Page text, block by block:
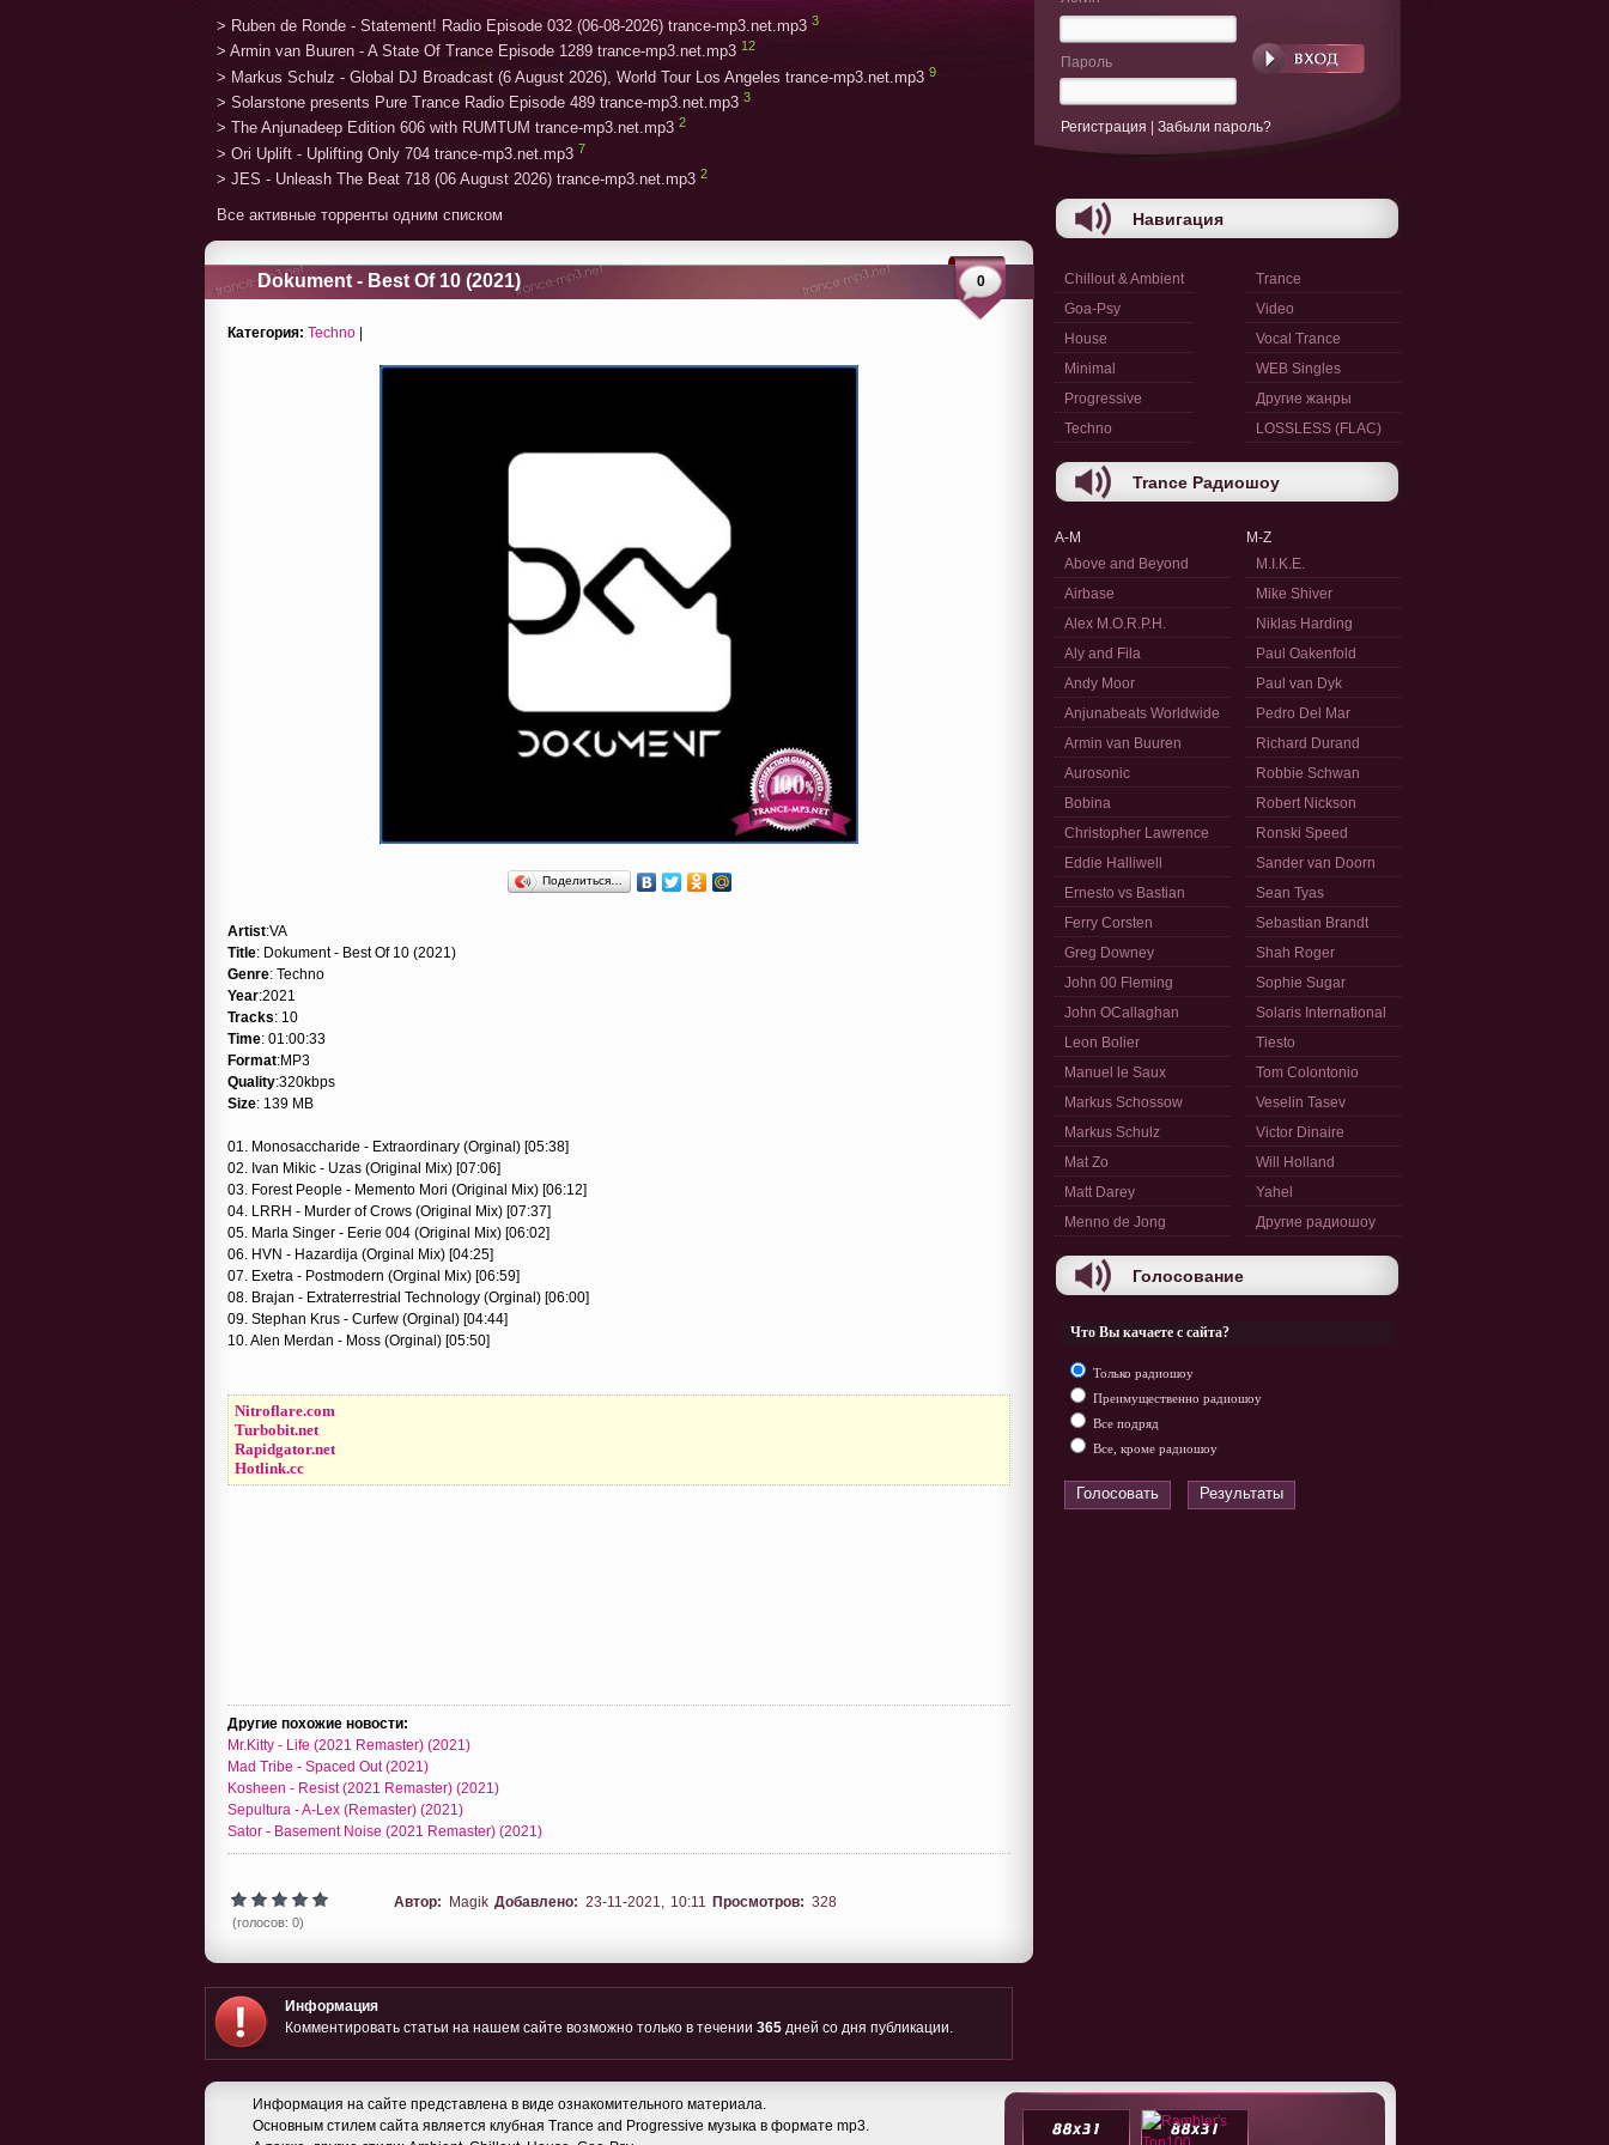
> Ruben de Ronde - Statement! Radio Episode 032 (06-08-2026) trance-mp3.net.mp3 3
> Armin van Buuren - A State Of Trance Episode 1289 trance-mp3.net.mp3 12
> Markus Schulz - Global DJ Broadcast (6 August 2026), World Tour Los Angeles trance-mp3.net.mp3 9
> Solarstone presents Pure Trance Radio Episode 489 trance-mp3.net.mp3 3
> The Anjunadeep Edition 606 with RUMTUM trance-mp3.net.mp3 2
> Ori Uplift - Uplifting Only 704 trance-mp3.net.mp3 7
> JES - Unleash The Beat 718 (06 August 2026) trance-mp3.net.mp3 2
Все активные торренты одним списком
Dokument - Best Of 10 (2021) 0
Категория: Techno |
Поделиться…
Artist:VA
Title: Dokument - Best Of 10 (2021)
Genre: Techno
Year:2021
Tracks: 10
Time: 01:00:33
Format:MP3
Quality:320kbps
Size: 139 MB
01. Monosaccharide - Extraordinary (Orginal) [05:38]
02. Ivan Mikic - Uzas (Original Mix) [07:06]
03. Forest People - Memento Mori (Original Mix) [06:12]
04. LRRH - Murder of Crows (Original Mix) [07:37]
05. Marla Singer - Eerie 004 (Original Mix) [06:02]
06. HVN - Hazardija (Orginal Mix) [04:25]
07. Exetra - Postmodern (Orginal Mix) [06:59]
08. Brajan - Extraterrestrial Technology (Orginal) [06:00]
09. Stephan Krus - Curfew (Orginal) [04:44]
10. Alen Merdan - Moss (Orginal) [05:50]
Nitroflare.com
Turbobit.net
Rapidgator.net
Hotlink.cc
Другие похожие новости:
Mr.Kitty - Life (2021 Remaster) (2021)
Mad Tribe - Spaced Out (2021)
Kosheen - Resist (2021 Remaster) (2021)
Sepultura - A-Lex (Remaster) (2021)
Sator - Basement Noise (2021 Remaster) (2021)
(голосов: 0)
Автор: Magik Добавлено: 23-11-2021, 10:11 Просмотров: 328
Информация
Комментировать статьи на нашем сайте возможно только в течении 365 дней со дня публикации.
Пароль
Регистрация Забыли пароль?
Навигация
Chillout & Ambient
Goa-Psy
House
Minimal
Progressive
Techno
Trance
Video
Vocal Trance
WEB Singles
Другие жанры
LOSSLESS (FLAC)
Trance Радиошоу
A-M
Above and Beyond
Airbase
Alex M.O.R.P.H.
Aly and Fila
Andy Moor
Anjunabeats Worldwide
Armin van Buuren
Aurosonic
Bobina
Christopher Lawrence
Eddie Halliwell
Ernesto vs Bastian
Ferry Corsten
Greg Downey
John 00 Fleming
John OCallaghan
Leon Bolier
Manuel le Saux
Markus Schossow
Markus Schulz
Mat Zo
Matt Darey
Menno de Jong
M-Z
M.I.K.E.
Mike Shiver
Niklas Harding
Paul Oakenfold
Paul van Dyk
Pedro Del Mar
Richard Durand
Robbie Schwan
Robert Nickson
Ronski Speed
Sander van Doorn
Sean Tyas
Sebastian Brandt
Shah Roger
Sophie Sugar
Solaris International
Tiesto
Tom Colontonio
Veselin Tasev
Victor Dinaire
Will Holland
Yahel
Другие радиошоу
Голосование
Что Вы качаете с сайта?
Только радиошоу
Преимущественно радиошоу
Все подряд
Все, кроме радиошоу
Голосовать Результаты
Информация на сайте представлена в виде ознакомительного материала.
Основным стилем сайта является клубная Trance and Progressive музыка в формате mp3.